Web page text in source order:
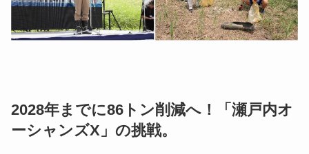
2028年までに86トン削減へ！「瀬戸内オ
ーシャンズX」の挑戦。